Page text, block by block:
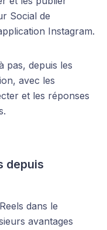
Social de
Instagram.
pas, depuis les
avec les
et les réponses
depuis
dans le
avantages